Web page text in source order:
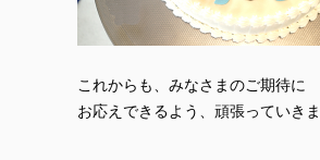
これからも、みなさまのご期待に
お応えできるよう、頑張っていきま